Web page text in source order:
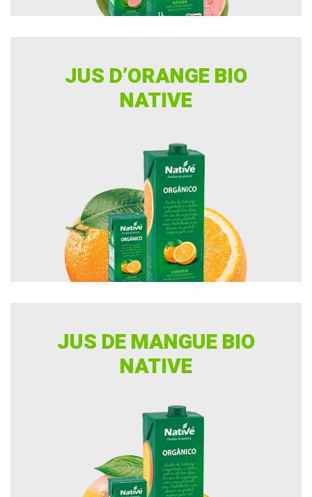
JUS D’ORANGE BIO
NATIVE
JUS DE MANGUE BIO
NATIVE